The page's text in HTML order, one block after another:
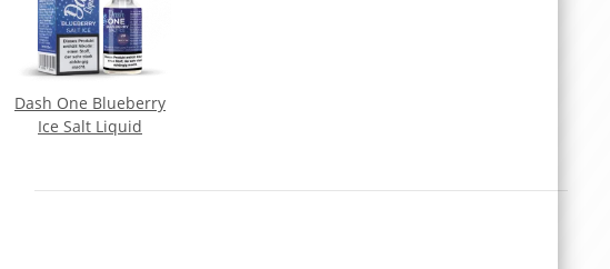
Dash One Blueberry
Ice Salt Liquid